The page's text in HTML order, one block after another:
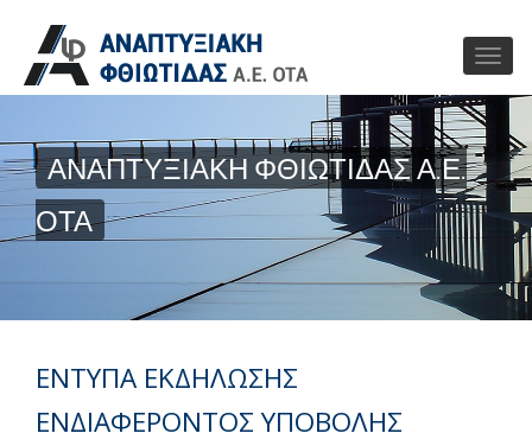
ΑΝΑΠΤΥΞΙΑΚΗ ΦΘΙΩΤΙΔΑΣ Α.Ε.
ΟΤΑ
ΕΝΤΥΠΑ ΕΚΔΗΛΩΣΗΣ
ΕΝΔΙΑΦΕΡΟΝΤΟΣ ΥΠΟΒΟΛΗΣ